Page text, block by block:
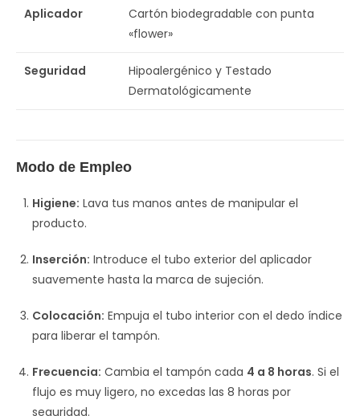
Aplicador
Cartón biodegradable con punta
«flower»
Seguridad
Hipoalergénico y Testado
Dermatológicamente
Modo de Empleo
Higiene: Lava tus manos antes de manipular el
producto.
Inserción: Introduce el tubo exterior del aplicador
suavemente hasta la marca de sujeción.
Colocación: Empuja el tubo interior con el dedo índice
para liberar el tampón.
Frecuencia: Cambia el tampón cada 4 a 8 horas. Si el
flujo es muy ligero, no excedas las 8 horas por
seguridad.